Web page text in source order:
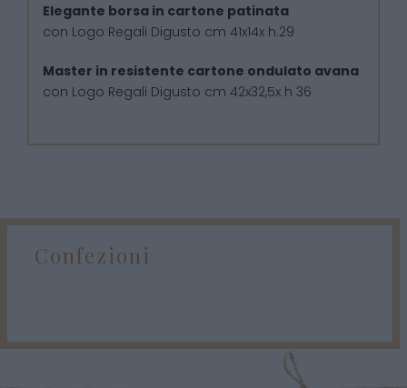
Elegante borsa in cartone patinata
con Logo Regali Digusto cm 41x14x h.29
Master in resistente cartone ondulato avana
con Logo Regali Digusto cm 42x32,5x h 36
Confezioni